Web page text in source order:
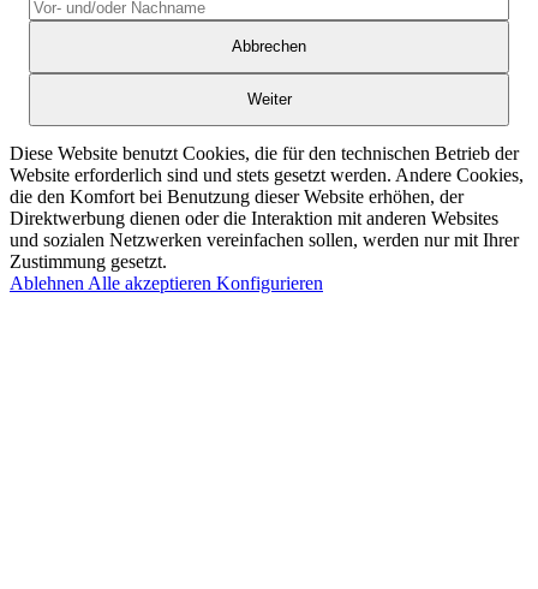
Abbrechen
Weiter
Diese Website benutzt Cookies, die für den technischen Betrieb der
Website erforderlich sind und stets gesetzt werden. Andere Cookies,
die den Komfort bei Benutzung dieser Website erhöhen, der
Direktwerbung dienen oder die Interaktion mit anderen Websites
und sozialen Netzwerken vereinfachen sollen, werden nur mit Ihrer
Zustimmung gesetzt.
Ablehnen Alle akzeptieren Konfigurieren